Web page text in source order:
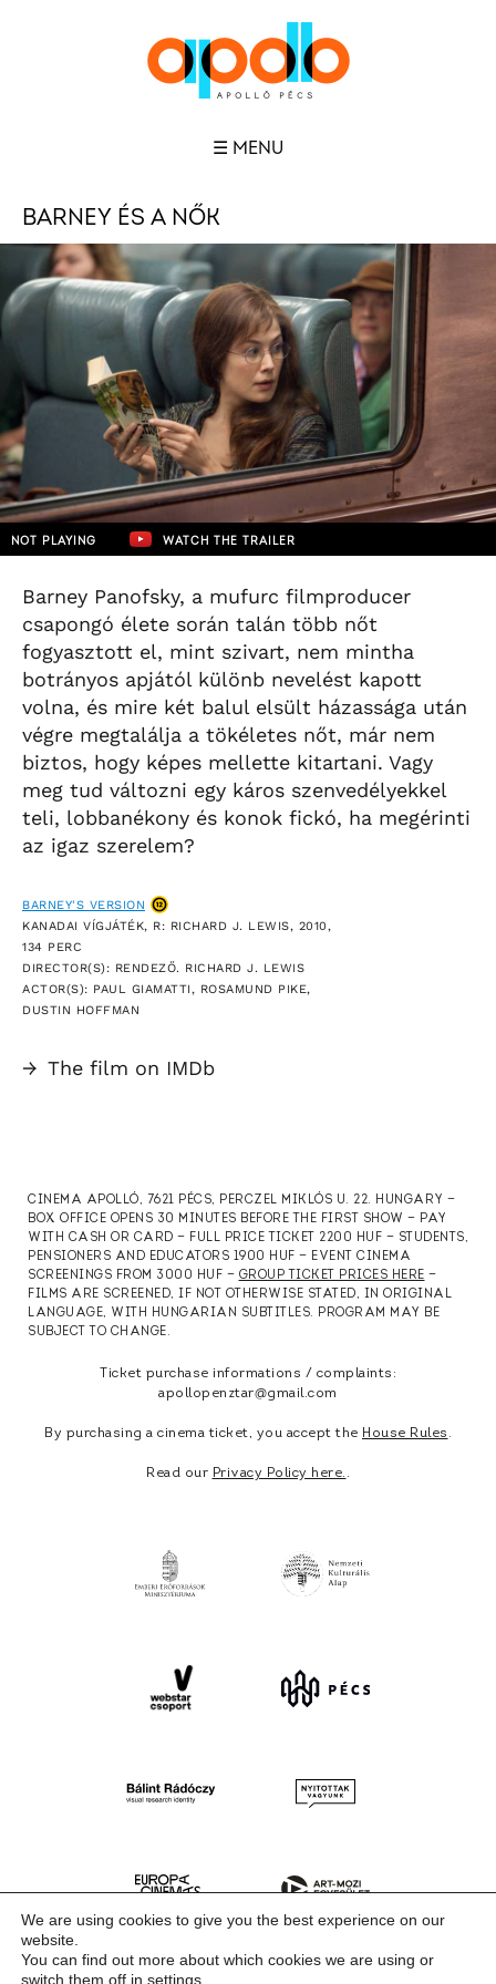
☰ MENU
BARNEY ÉS A NŐK
NOT PLAYING WATCH THE TRAILER
Barney Panofsky, a mufurc filmproducer
csapongó élete során talán több nőt
fogyasztott el, mint szivart, nem mintha
botrányos apjától különb nevelést kapott
volna, és mire két balul elsült házassága után
végre megtalálja a tökéletes nőt, már nem
biztos, hogy képes mellette kitartani. Vagy
meg tud változni egy káros szenvedélyekkel
teli, lobbanékony és konok fickó, ha megérinti
az igaz szerelem?
BARNEY'S VERSION
KANADAI VÍGJÁTÉK, R: RICHARD J. LEWIS, 2010,
134 PERC
DIRECTOR(S): RENDEZŐ. RICHARD J. LEWIS
ACTOR(S): PAUL GIAMATTI, ROSAMUND PIKE,
DUSTIN HOFFMAN
→ The film on IMDb
CINEMA APOLLÓ, 7621 PÉCS, PERCZEL MIKLÓS U. 22. HUNGARY —
BOX OFFICE OPENS 30 MINUTES BEFORE THE FIRST SHOW — PAY
WITH CASH OR CARD — FULL PRICE TICKET 2200 HUF — STUDENTS,
PENSIONERS AND EDUCATORS 1900 HUF — EVENT CINEMA
SCREENINGS FROM 3000 HUF — GROUP TICKET PRICES HERE —
FILMS ARE SCREENED, IF NOT OTHERWISE STATED, IN ORIGINAL
LANGUAGE, WITH HUNGARIAN SUBTITLES. PROGRAM MAY BE
SUBJECT TO CHANGE.
Ticket purchase informations / complaints:
apollopenztar@gmail.com
By purchasing a cinema ticket, you accept the House Rules .
Read our Privacy Policy here. .
We are using cookies to give you the best experience on our
website.
You can find out more about which cookies we are using or
switch them off in settings